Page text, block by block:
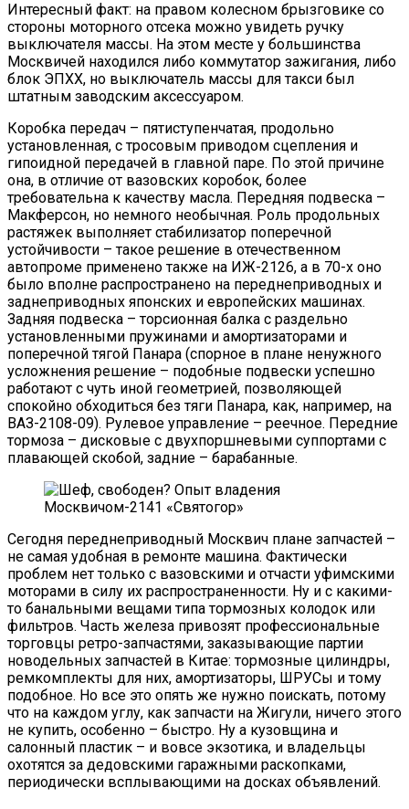
Интересный факт: на правом колесном брызговике со
стороны моторного отсека можно увидеть ручку
выключателя массы. На этом месте у большинства
Москвичей находился либо коммутатор зажигания, либо
блок ЭПХХ, но выключатель массы для такси был
штатным заводским аксессуаром.
Коробка передач – пятиступенчатая, продольно
установленная, с тросовым приводом сцепления и
гипоидной передачей в главной паре. По этой причине
она, в отличие от вазовских коробок, более
требовательна к качеству масла. Передняя подвеска –
Макферсон, но немного необычная. Роль продольных
растяжек выполняет стабилизатор поперечной
устойчивости – такое решение в отечественном
автопроме применено также на ИЖ-2126, а в 70-х оно
было вполне распространено на переднеприводных и
заднеприводных японских и европейских машинах.
Задняя подвеска – торсионная балка с раздельно
установленными пружинами и амортизаторами и
поперечной тягой Панара (спорное в плане ненужного
усложнения решение – подобные подвески успешно
работают с чуть иной геометрией, позволяющей
спокойно обходиться без тяги Панара, как, например, на
ВАЗ-2108-09). Рулевое управление – реечное. Передние
тормоза – дисковые с двухпоршневыми суппортами с
плавающей скобой, задние – барабанные.
Сегодня переднеприводный Москвич плане запчастей –
не самая удобная в ремонте машина. Фактически
проблем нет только с вазовскими и отчасти уфимскими
моторами в силу их распространенности. Ну и с какими-
то банальными вещами типа тормозных колодок или
фильтров. Часть железа привозят профессиональные
торговцы ретро-запчастями, заказывающие партии
новодельных запчастей в Китае: тормозные цилиндры,
ремкомплекты для них, амортизаторы, ШРУСы и тому
подобное. Но все это опять же нужно поискать, потому
что на каждом углу, как запчасти на Жигули, ничего этого
не купить, особенно – быстро. Ну а кузовщина и
салонный пластик – и вовсе экзотика, и владельцы
охотятся за дедовскими гаражными раскопками,
периодически всплывающими на досках объявлений.